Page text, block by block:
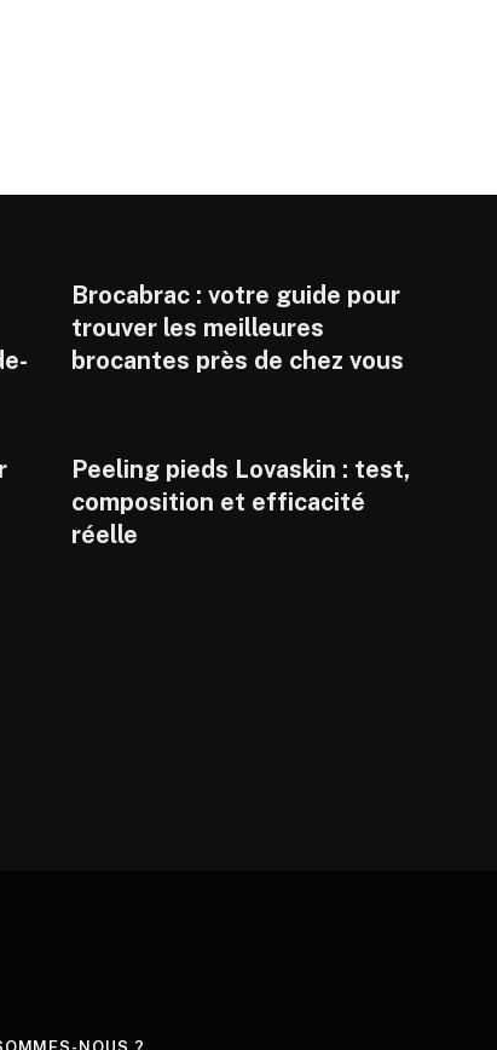
Brocabrac : votre guide pour
trouver les meilleures
brocantes près de chez vous
Peeling pieds Lovaskin : test,
composition et efficacité
réelle